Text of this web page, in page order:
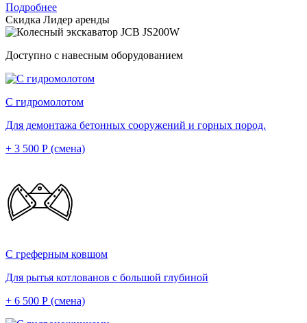
Подробнее
Скидка Лидер аренды
Доступно с навесным оборудованием
С гидромолотом
Для демонтажа бетонных сооружений и горных пород.
+ 3 500 Р (смена)
С греферным ковшом
Для рытья котлованов с большой глубиной
+ 6 500 Р (смена)